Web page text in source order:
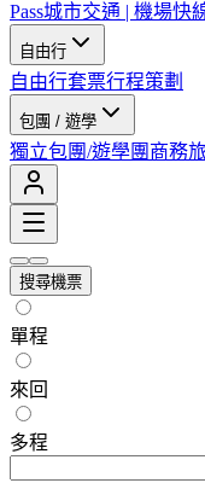
Pass城市交通 | 機場快
自由行
自由行套票行程策劃
包團 / 遊學
獨立包團/遊學團 商務
搜尋機票
單程
來回
多程